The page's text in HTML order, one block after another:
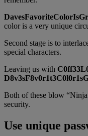
color is a very unique
Second stage is to
special characters.
Leaving us with
Both of these blow
security.
Use unique